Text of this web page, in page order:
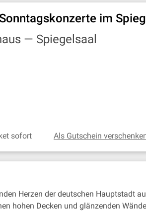
im
— Spiegelsaal
sofort Als Gutschein
Herzen der deutschen Hauptstadt
hohen Decken und glänzenden